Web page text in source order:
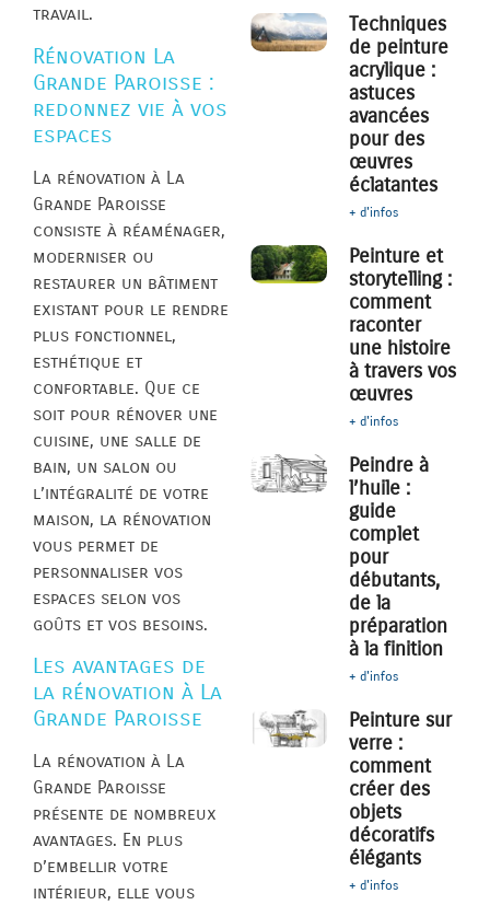
travail.
Rénovation La
Grande Paroisse :
redonnez vie à vos
espaces
La rénovation à La
Grande Paroisse
consiste à réaménager,
moderniser ou
restaurer un bâtiment
existant pour le rendre
plus fonctionnel,
esthétique et
confortable. Que ce
soit pour rénover une
cuisine, une salle de
bain, un salon ou
l’intégralité de votre
maison, la rénovation
vous permet de
personnaliser vos
espaces selon vos
goûts et vos besoins.
Les avantages de
la rénovation à La
Grande Paroisse
La rénovation à La
Grande Paroisse
présente de nombreux
avantages. En plus
d’embellir votre
intérieur, elle vous
Techniques
de peinture
acrylique :
astuces
avancées
pour des
œuvres
éclatantes
+ d'infos
Peinture et
storytelling :
comment
raconter
une histoire
à travers vos
œuvres
+ d'infos
Peindre à
l’huile :
guide
complet
pour
débutants,
de la
préparation
à la finition
+ d'infos
Peinture sur
verre :
comment
créer des
objets
décoratifs
élégants
+ d'infos